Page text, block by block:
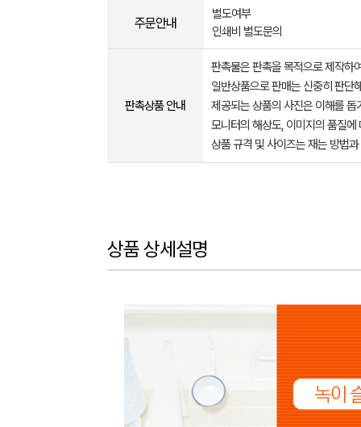
주문안내
별도여부
인쇄비 별도문의
판촉상품 안내
판촉물은 판촉을 목적으로 제작하
일반상품으로 판매는 신중히 판단
제공되는 상품의 사진은 이해를
모니터의 해상도, 이미지의 품질
상품 규격 및 사이즈는 재는 방법
상품 상세설명